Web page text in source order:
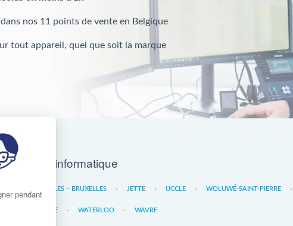
nos 11 points de vente en Belgique
tout appareil, quel que soit la marque
d'informatique
IXELLES – BRUXELLES JETTE UCCLE WOLUWÉ-SAINT-PIERRE
LIÈGE WATERLOO WAVRE